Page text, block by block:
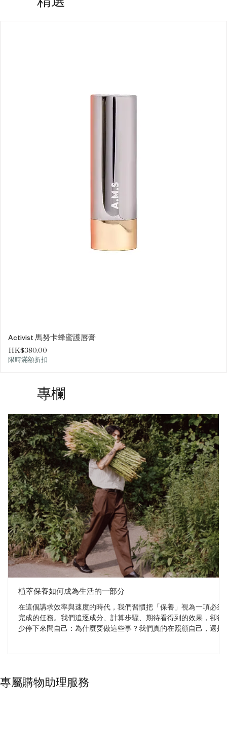
專欄
Activist 馬努卡蜂蜜護唇膏
價格
HK$380.00
限時滿額折扣
植萃保養如何成為生活的一部分
在這個講求效率與速度的時代，我們習慣把「保養」視為一項必須
完成的任務。我們追逐成分、計算步驟、期待看得到的效果，卻很
少停下來問自己：為什麼要做這些事？我們真的在照顧自己，還是
把保養從「要做的事」，慢慢轉化為「想做的事」——一種帶著溫
專屬購物助理服務